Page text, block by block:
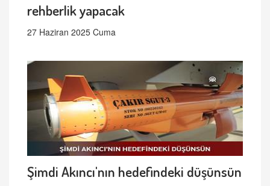
rehberlik yapacak
27 Haziran 2025 Cuma
Şimdi Akıncı'nın hedefindeki düşünsün